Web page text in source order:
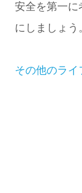
安全を第一に
にしましょう
その他のライ